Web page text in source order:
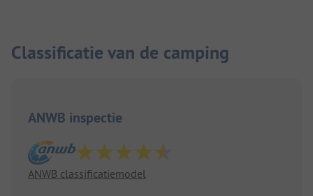
Classificatie van de camping
ANWB inspectie
ANWB classificatiemodel